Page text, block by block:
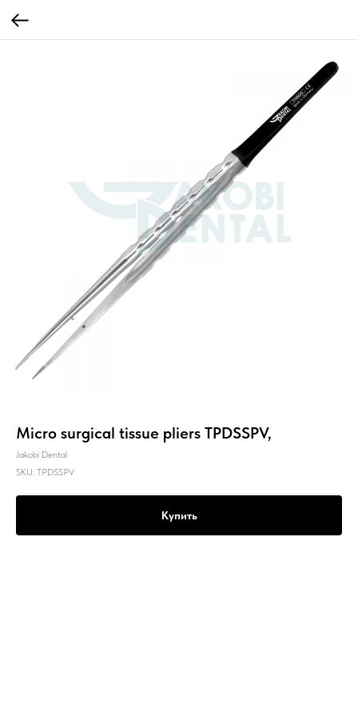
Micro surgical tissue pliers TPDSSPV,
Jakobi Dental
SKU: TPDSSPV
Купить